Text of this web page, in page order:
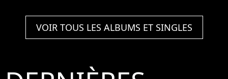
VOIR TOUS LES ALBUMS ET SINGLES